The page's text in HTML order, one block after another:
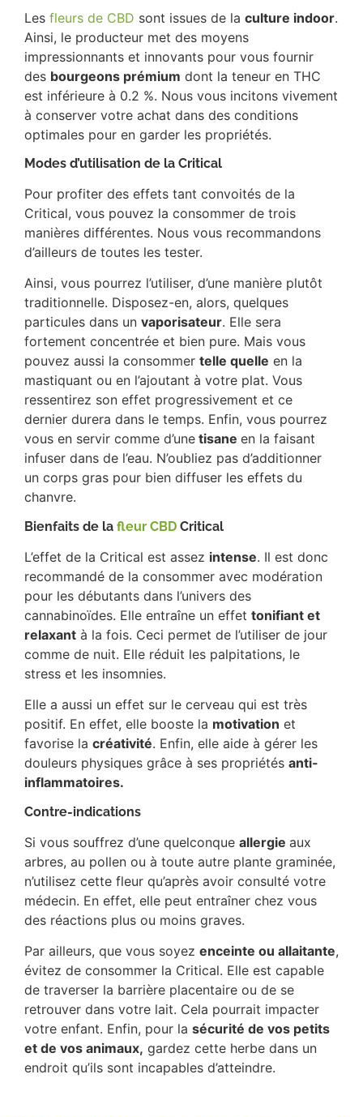
Les fleurs de CBD sont issues de la culture indoor.
Ainsi, le producteur met des moyens
impressionnants et innovants pour vous fournir
des bourgeons prémium dont la teneur en THC
est inférieure à 0.2 %. Nous vous incitons vivement
à conserver votre achat dans des conditions
optimales pour en garder les propriétés.
Modes d’utilisation de la Critical
Pour profiter des effets tant convoités de la
Critical, vous pouvez la consommer de trois
manières différentes. Nous vous recommandons
d’ailleurs de toutes les tester.
Ainsi, vous pourrez l’utiliser, d’une manière plutôt
traditionnelle. Disposez-en, alors, quelques
particules dans un vaporisateur. Elle sera
fortement concentrée et bien pure. Mais vous
pouvez aussi la consommer telle quelle en la
mastiquant ou en l’ajoutant à votre plat. Vous
ressentirez son effet progressivement et ce
dernier durera dans le temps. Enfin, vous pourrez
vous en servir comme d’une tisane en la faisant
infuser dans de l’eau. N’oubliez pas d’additionner
un corps gras pour bien diffuser les effets du
chanvre.
Bienfaits de la fleur CBD Critical
L’effet de la Critical est assez intense. Il est donc
recommandé de la consommer avec modération
pour les débutants dans l’univers des
cannabinoïdes. Elle entraîne un effet tonifiant et
relaxant à la fois. Ceci permet de l’utiliser de jour
comme de nuit. Elle réduit les palpitations, le
stress et les insomnies.
Elle a aussi un effet sur le cerveau qui est très
positif. En effet, elle booste la motivation et
favorise la créativité. Enfin, elle aide à gérer les
douleurs physiques grâce à ses propriétés anti-
inflammatoires.
Contre-indications
Si vous souffrez d’une quelconque allergie aux
arbres, au pollen ou à toute autre plante graminée,
n’utilisez cette fleur qu’après avoir consulté votre
médecin. En effet, elle peut entraîner chez vous
des réactions plus ou moins graves.
Par ailleurs, que vous soyez enceinte ou allaitante,
évitez de consommer la Critical. Elle est capable
de traverser la barrière placentaire ou de se
retrouver dans votre lait. Cela pourrait impacter
votre enfant. Enfin, pour la sécurité de vos petits
et de vos animaux, gardez cette herbe dans un
endroit qu’ils sont incapables d’atteindre.